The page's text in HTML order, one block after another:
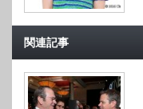
関連記事